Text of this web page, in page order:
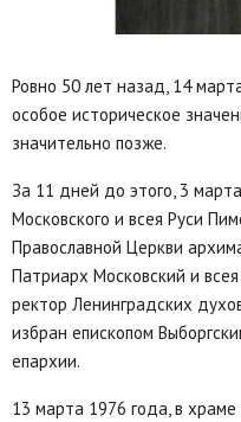
Ровно 50 лет назад, 14
особое историческое
значительно позже.
За 11 дней до этого, 3
Московского и всея Руси
Православной Церкви
Патриарх Московский и
ректор Ленинградских
избран епископом
епархии.
13 марта 1976 года, в